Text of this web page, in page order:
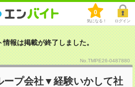
0
気になる！ ログイン
報は掲載が終了しました。
No.TMPE26-0487880
ープ会社▼経験いかして社